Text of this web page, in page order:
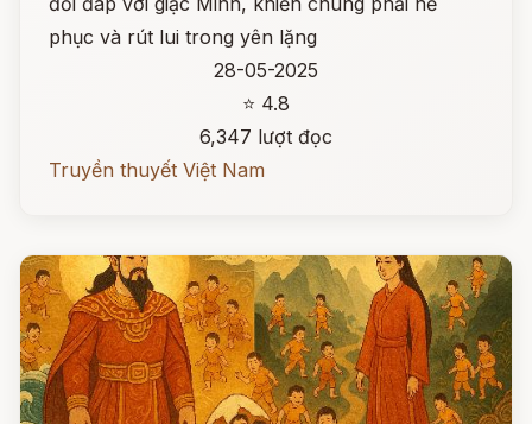
phục và rút lui trong yên lặng
28-05-2025
⭐ 4.8
6,347 lượt đọc
Truyền thuyết Việt Nam